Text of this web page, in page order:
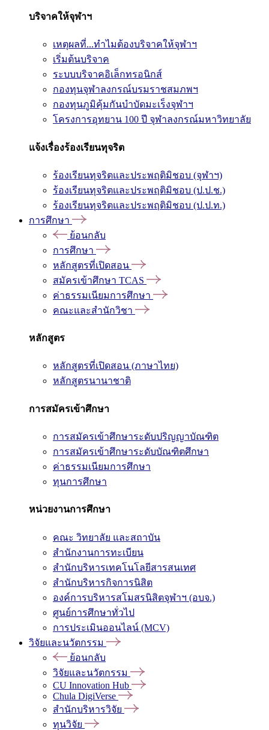
บริจาคให้จุฬาฯ
เหตุผลที่...ทำไมต้องบริจาคให้จุฬาฯ
เริ่มต้นบริจาค
ระบบบริจาคอิเล็กทรอนิกส์
กองทุนจุฬาลงกรณ์บรมราชสมภพฯ
กองทุนภูมิคุ้มกันบำบัดมะเร็งจุฬาฯ
โครงการอุทยาน 100 ปี จุฬาลงกรณ์มหาวิทยาลัย
แจ้งเรื่องร้องเรียนทุจริต
ร้องเรียนทุจริตและประพฤติมิชอบ (จุฬาฯ)
ร้องเรียนทุจริตและประพฤติมิชอบ (ป.ป.ช.)
ร้องเรียนทุจริตและประพฤติมิชอบ (ป.ป.ท.)
การศึกษา
ย้อนกลับ
การศึกษา
หลักสูตรที่เปิดสอน
สมัครเข้าศึกษา TCAS
ค่าธรรมเนียมการศึกษา
คณะและสำนักวิชา
หลักสูตร
หลักสูตรที่เปิดสอน (ภาษาไทย)
หลักสูตรนานาชาติ
การสมัครเข้าศึกษา
การสมัครเข้าศึกษาระดับปริญญาบัณฑิต
การสมัครเข้าศึกษาระดับบัณฑิตศึกษา
ค่าธรรมเนียมการศึกษา
ทุนการศึกษา
หน่วยงานการศึกษา
คณะ วิทยาลัย และสถาบัน
สำนักงานการทะเบียน
สำนักบริหารเทคโนโลยีสารสนเทศ
สำนักบริหารกิจการนิสิต
องค์การบริหารสโมสรนิสิตจุฬาฯ (อบจ.)
ศูนย์การศึกษาทั่วไป
การประเมินออนไลน์ (MCV)
วิจัยและนวัตกรรม
ย้อนกลับ
วิจัยและนวัตกรรม
CU Innovation Hub
Chula DigiVerse
สำนักบริหารวิจัย
ทุนวิจัย